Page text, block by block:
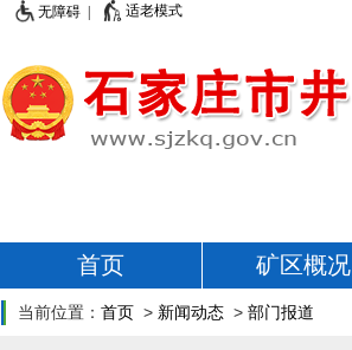
无障碍 | 适老模式
首页 矿区概况
当前位置： 首页 > 新闻动态 > 部门报道